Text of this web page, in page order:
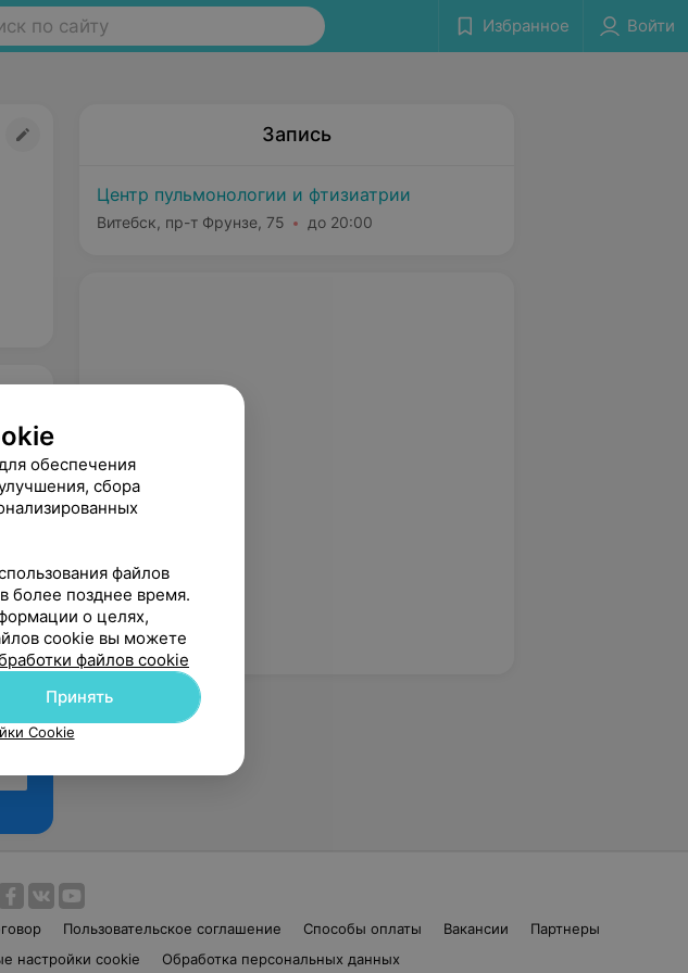
по сайту Избранное Войти
Запись
Центр пульмонологии и фтизиатрии
Витебск, пр-т Фрунзе, 75 до 20:00
Пользовательское соглашение Способы оплаты Вакансии
Партнеры
настройки cookie Обработка персональных данных
обеспечения
сбора
файлов
более позднее время.
о целях,
cookie вы можете
файлов cookie
Принять
Cookie